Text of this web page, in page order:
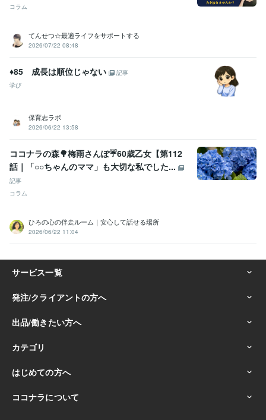
コラム
てんせつ☆最適ライフをサポートする
2026/07/22 08:48
♦︎85 成長は順位じゃない
記事
学び
保育志ラボ
2026/06/22 13:58
ココナラの森🌳梅雨さんぽ☔60歳乙女【第112
話｜「○○ちゃんのママ」も大切な私でした...
記事
コラム
ひろの心の伴走ルーム｜安心して話せる場所
2026/06/22 11:04